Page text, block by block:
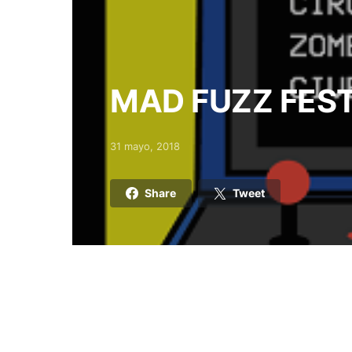
MAD FUZZ
Posted on
31 mayo, 2018
Share Tweet